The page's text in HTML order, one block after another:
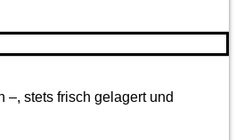
–, stets frisch gelagert und